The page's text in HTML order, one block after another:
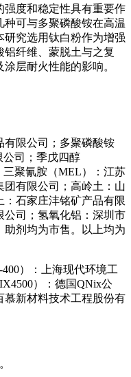
强度和稳定性具有重要作
种可与多聚磷酸铵在高温
究选用钛白粉作为增强
纤维、蒙脱土与之复
层耐火性能的影响。
有限公司；多聚磷酸铵
公司；季戊四醇
三聚氰胺（MEL）：江苏
团有限公司；高岭土：山
石家庄沣铭矿产品有限
公司；氢氧化铝：深圳市
剂均为市售。以上均为
）：上海现代环境工
）：德国QNix公
慕新材料技术工程股份有